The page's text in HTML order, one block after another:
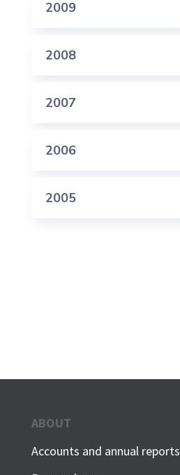
2009
2008
2007
2006
2005
ABOUT
Accounts and annual reports